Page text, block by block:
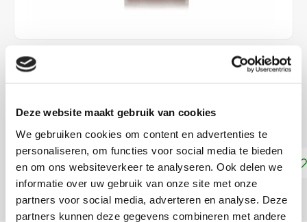
Deze website maakt gebruik van cookies
We gebruiken cookies om content en advertenties te
personaliseren, om functies voor social media te bieden
en om ons websiteverkeer te analyseren. Ook delen we
informatie over uw gebruik van onze site met onze
partners voor social media, adverteren en analyse. Deze
partners kunnen deze gegevens combineren met andere
€4,25
Geschikt voor vrijwel alle ondergronden!
Toevoegen aan winkelwagen
DELEN: